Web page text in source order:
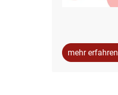
mehr erfahren